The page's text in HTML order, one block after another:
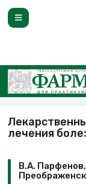
лечения
В.А.